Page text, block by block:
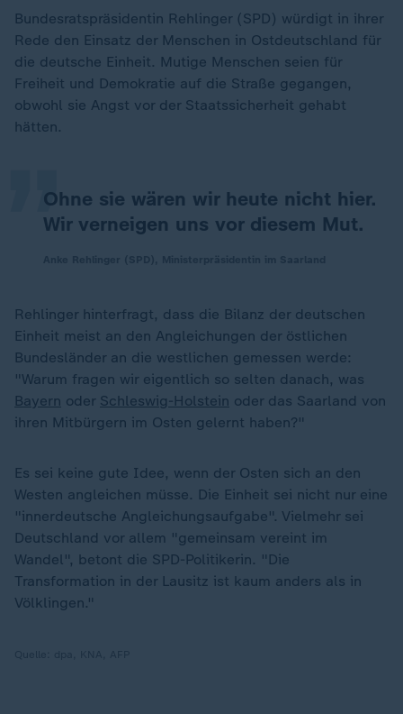
Bundesratspräsidentin Rehlinger (SPD) würdigt in ihrer
Rede den Einsatz der Menschen in Ostdeutschland für
die deutsche Einheit. Mutige Menschen seien für
Freiheit und Demokratie auf die Straße gegangen,
obwohl sie Angst vor der Staatssicherheit gehabt
hätten.
Ohne sie wären wir heute nicht hier.
Wir verneigen uns vor diesem Mut.
„
Rehlinger hinterfragt, dass die Bilanz der deutschen
Einheit meist an den Angleichungen der östlichen
Bundesländer an die westlichen gemessen werde:
"Warum fragen wir eigentlich so selten danach, was
Bayern oder Schleswig-Holstein oder das Saarland von
ihren Mitbürgern im Osten gelernt haben?"
Es sei keine gute Idee, wenn der Osten sich an den
Westen angleichen müsse. Die Einheit sei nicht nur eine
"innerdeutsche Angleichungsaufgabe". Vielmehr sei
Deutschland vor allem "gemeinsam vereint im
Wandel", betont die SPD-Politikerin. "Die
Transformation in der Lausitz ist kaum anders als in
Völklingen."